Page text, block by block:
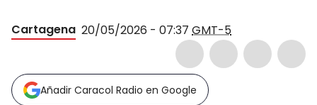
Cartagena 20/05/2026 - 07:37 GMT-5
Añadir Caracol Radio en Google